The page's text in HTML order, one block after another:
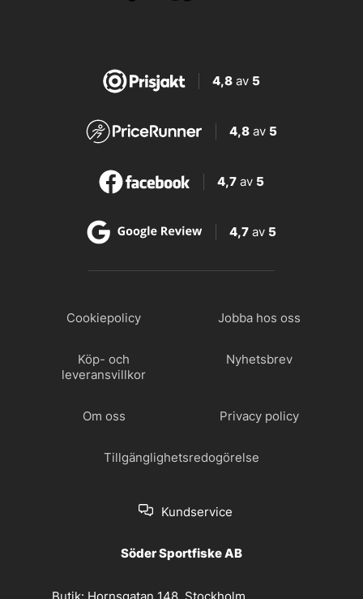
4,8av 5
4,8 av 5
4,7 av 5
4,7 av 5
Cookiepolicy Jobba hos oss
Köp- och
leveransvillkor
Nyhetsbrev
Om oss Privacy policy
Tillgänglighetsredogörelse
Kundservice
Söder Sportfiske AB